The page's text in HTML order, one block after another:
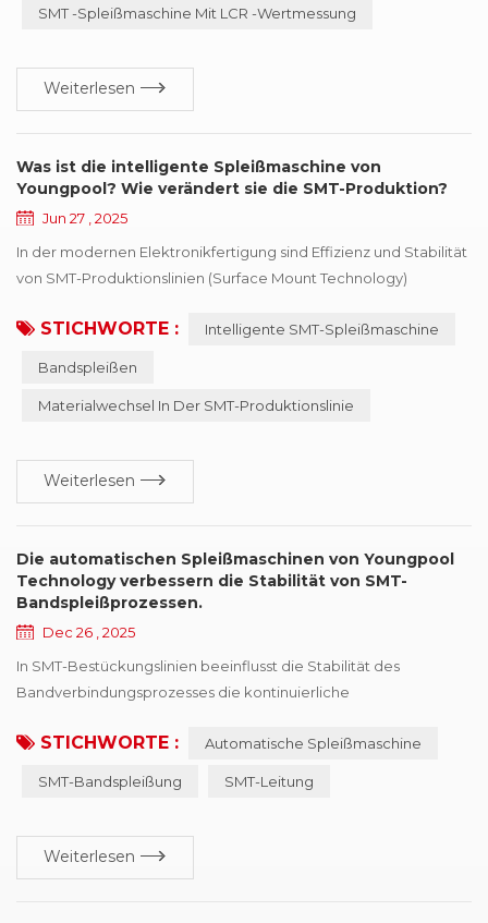
SMT -Spleißmaschine Mit LCR -Wertmessung
Weiterlesen
Was ist die intelligente Spleißmaschine von
Youngpool? Wie verändert sie die SMT-Produktion?
Jun 27 , 2025
In der modernen Elektronikfertigung sind Effizienz und Stabilität
von SMT-Produktionslinien (Surface Mount Technology)
Unternehmens. Um die Produktionsautomatisierung weiter zu
Technology die SMT Intelligent Splicing Machine eingeführt.
Diese speziell für das Frontend von SMT-Produktionsl...
STICHWORTE : Intelligente SMT-Spleißmaschine
Bandspleißen
Materialwechsel In Der SMT-Produktionslinie
Weiterlesen
Die automatischen Spleißmaschinen von Youngpool
Technology verbessern die Stabilität von SMT-
Bandspleißprozessen.
Dec 26 , 2025
In SMT-Bestückungslinien beeinflusst die Stabilität des
Bandverbindungsprozesses die kontinuierliche
Durch die zunehmende Verbreitung von
Bauteilen verstärken sich selbst geringfügige Abweichungen
Zuführungs- und Bestückungsprozessen. D...
STICHWORTE : Automatische Spleißmaschine
SMT-Bandspleißung SMT-Leitung
Weiterlesen